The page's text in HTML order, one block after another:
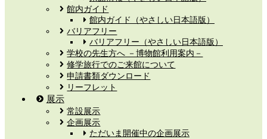
館内ガイド
館内ガイド（やさしい日本語版）
バリアフリー
バリアフリー（やさしい日本語版）
学校の先生方へ －博物館利用案内－
修学旅行でのご来館について
申請書類ダウンロード
リーフレット
展示
常設展示
企画展示
ただいま開催中の企画展示